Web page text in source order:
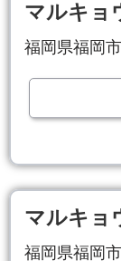
マルキョ
福岡県福岡
マルキョ
福岡県福岡